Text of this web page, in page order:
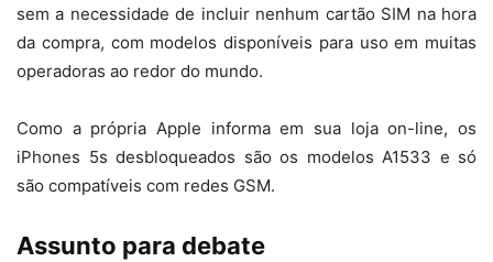
sem a necessidade de incluir nenhum cartão SIM na hora
da compra, com modelos disponíveis para uso em muitas
operadoras ao redor do mundo.
Como a própria Apple informa em sua loja on-line, os
iPhones 5s desbloqueados são os modelos A1533 e só
são compatíveis com redes GSM.
Assunto para debate